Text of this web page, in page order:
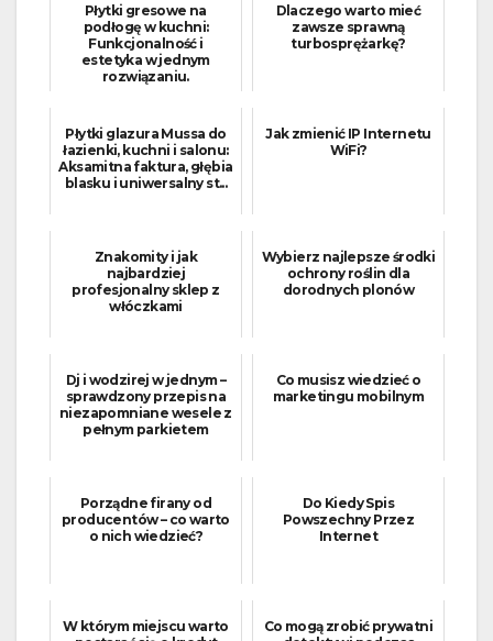
Płytki gresowe na
podłogę w kuchni:
Funkcjonalność i
estetyka w jednym
rozwiązaniu.
Dlaczego warto mieć
zawsze sprawną
turbosprężarkę?
Płytki glazura Mussa do
łazienki, kuchni i salonu:
Aksamitna faktura, głębia
blasku i uniwersalny st...
Jak zmienić IP Internetu
WiFi?
Znakomity i jak
najbardziej
profesjonalny sklep z
włóczkami
Wybierz najlepsze środki
ochrony roślin dla
dorodnych plonów
Dj i wodzirej w jednym –
sprawdzony przepis na
niezapomniane wesele z
pełnym parkietem
Co musisz wiedzieć o
marketingu mobilnym
Porządne firany od
producentów – co warto
o nich wiedzieć?
Do Kiedy Spis
Powszechny Przez
Internet
W którym miejscu warto
Co mogą zrobić prywatni